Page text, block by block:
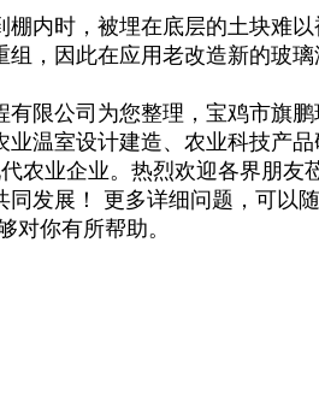
内时，被埋在底层的土块难
，因此在应用老改造新的玻璃
限公司为您整理，宝鸡市旗
温室设计建造、农业科技产品
农业企业。热烈欢迎各界朋友
发展！ 更多详细问题，可以
对你有所帮助。